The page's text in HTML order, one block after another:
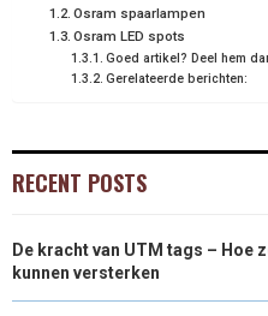
Osram spaarlampen
Osram LED spots
Goed artikel? Deel hem
Gerelateerde berichten:
RECENT POSTS
De kracht van UTM tags – Hoe
kunnen versterken